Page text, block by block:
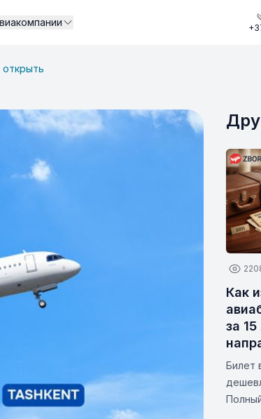
Как
за
Билет